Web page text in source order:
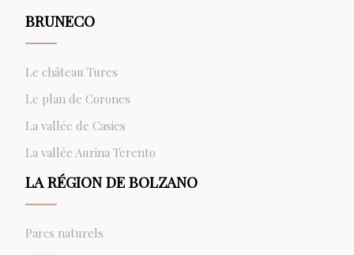
BRUNECO
Le château Tures
Le plan de Corones
La vallée de Casies
La vallée Aurina Terento
LA RÉGION DE BOLZANO
Parcs naturels